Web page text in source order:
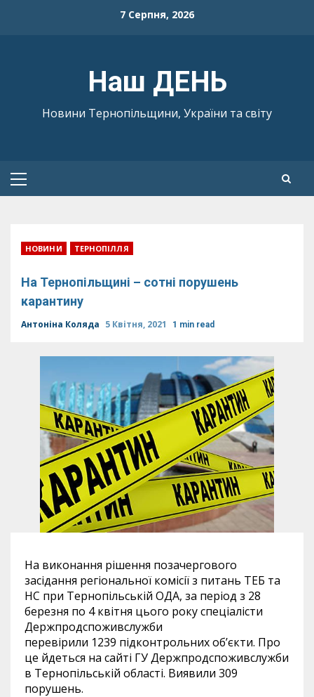
7 Серпня, 2026
Наш ДЕНЬ
Новини Тернопільщини, України та світу
Primary
НОВИНИ ТЕРНОПІЛЛЯ
На Тернопільщині – сотні порушень
карантину
Антоніна Коляда 5 Квітня, 2021 1 min read
На виконання рішення позачергового
засідання регіональної комісії з питань ТЕБ та
НС при Тернопільській ОДА, за період з 28
березня по 4 квітня цього року спеціалісти
Держпродспоживслужби
перевірили 1239 підконтрольних об’єкти. Про
це йдеться на сайті ГУ Держпродспоживслужби
в Тернопільській області. Виявили 309
порушень.